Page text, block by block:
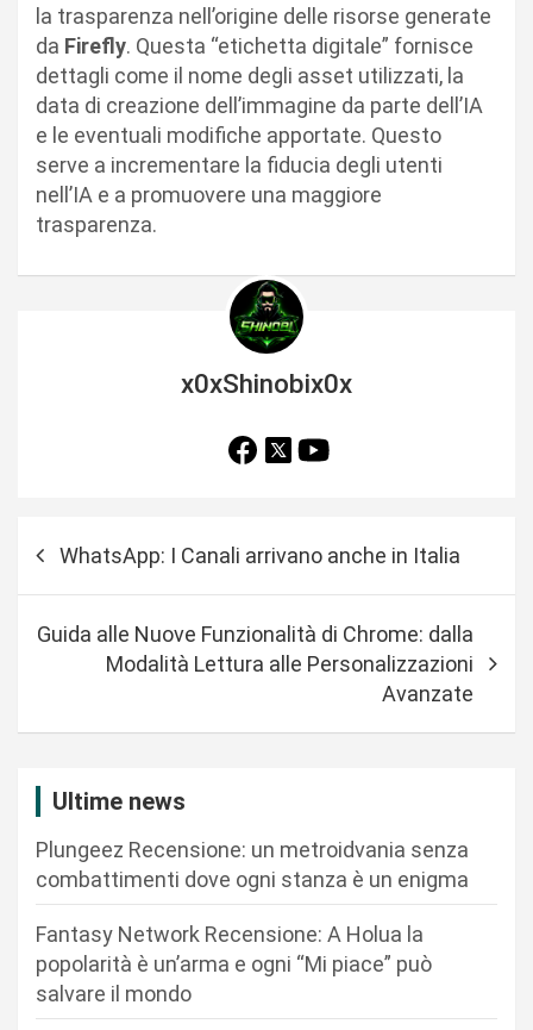
la trasparenza nell’origine delle risorse generate
da Firefly. Questa “etichetta digitale” fornisce
dettagli come il nome degli asset utilizzati, la
data di creazione dell’immagine da parte dell’IA
e le eventuali modifiche apportate. Questo
serve a incrementare la fiducia degli utenti
nell’IA e a promuovere una maggiore
trasparenza.
x0xShinobix0x
a
WhatsApp: I Canali arrivano anche in Italia
Guida alle Nuove Funzionalità di Chrome: dalla
Modalità Lettura alle Personalizzazioni
Avanzate
Ultime news
Plungeez Recensione: un metroidvania senza
combattimenti dove ogni stanza è un enigma
Fantasy Network Recensione: A Holua la
popolarità è un’arma e ogni “Mi piace” può
salvare il mondo